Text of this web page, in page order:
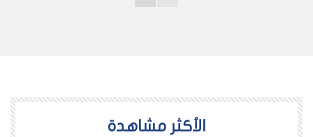
اﻷكثر مشاهدة